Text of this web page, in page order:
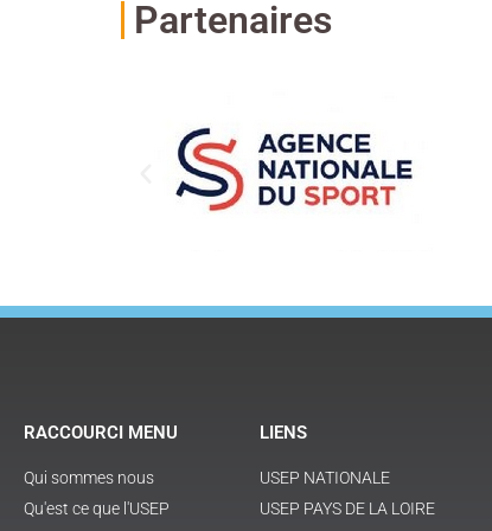
Partenaires
RACCOURCI MENU
Qui sommes nous
Qu'est ce que l'USEP
LIENS
USEP NATIONALE
USEP PAYS DE LA LOIRE